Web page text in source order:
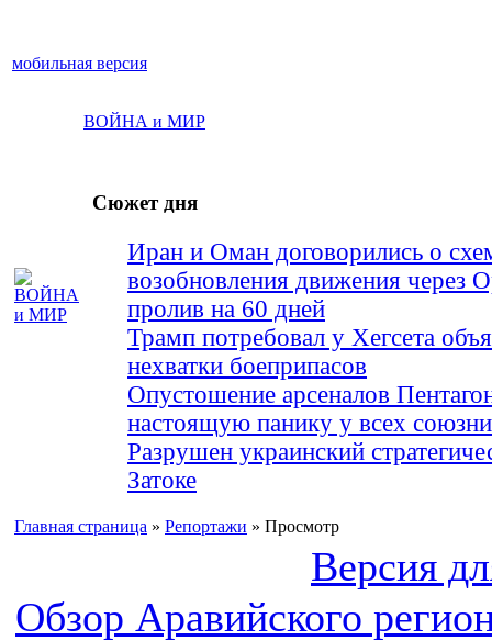
мобильная версия
ВОЙНА и МИР
Сюжет дня
Иран и Оман договорились о
возобновления движения через
пролив на 60 дней
Трамп потребовал у Хегсета
нехватки боеприпасов
Опустошение арсеналов
настоящую панику у всех
Разрушен украинский
Затоке
Главная страница » Репортажи » Просмотр
Версия
Обзор Аравийского